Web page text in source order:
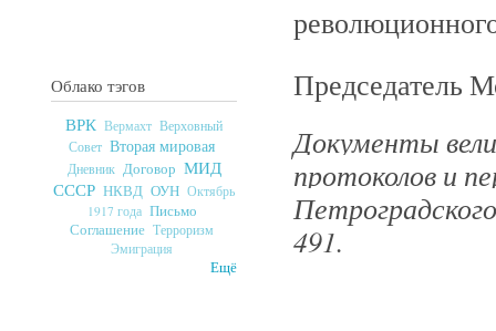
Облако тэгов
ВРК Вермахт Верховный
Совет Вторая мировая
Дневник Договор МИД
СССР НКВД ОУН Октябрь
1917 года Письмо
Соглашение Терроризм
Эмиграция
Ещё
Председатель
Документы
протоколов и
491.